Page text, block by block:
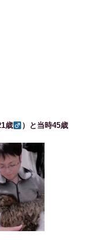
歳 ）と当時45歳